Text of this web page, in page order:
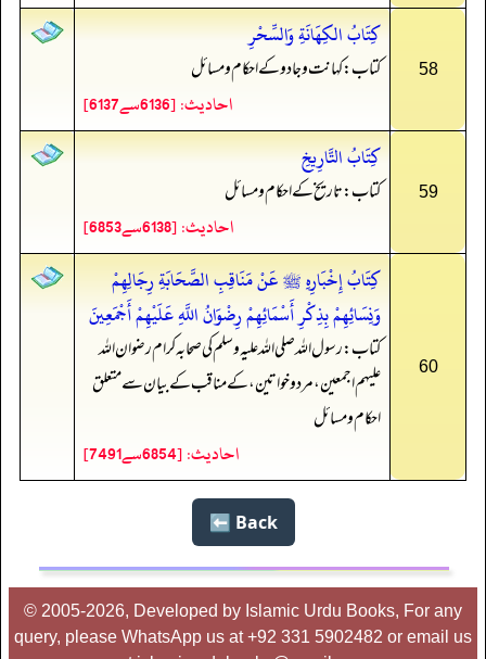
58
كِتَابُ الكِهَانَةِ وَالسِّحْرِ
کتاب: کہانت و جادو کے احکام و مسائل
احادیث: [6136سے6137]
59
كِتَابُ التَّارِيخِ
کتاب: تاریخ کے احکام و مسائل
احادیث: [6138سے6853]
60
كِتَابُ إِخْبَارِهِ ﷺ عَنْ مَنَاقِبِ الصَّحَابَةِ رِجَالِهِمْ
وَنِسَائِهِمْ بِذِكْرِ أَسْمَائِهِمْ رِضْوَانُ اللَّهِ عَلَيْهِمْ أَجْمَعِينَ
کتاب: رسول اللہ صلی اللہ علیہ وسلم کی صحابہ کرام رضوان اللہ
علیہم اجمعین، مرد و خواتین، کے مناقب کے بیان سے متعلق
احکام و مسائل
احادیث: [6854سے7491]
Back ⬅️
© 2005-2026, Developed by Islamic Urdu Books, For any
query, please WhatsApp us at +92 331 5902482 or email us